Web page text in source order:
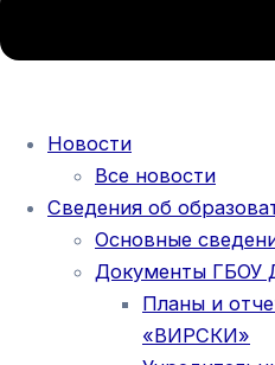
Новости
Все новости
Сведения об
Основные
Документы
Планы и
«ВИРСКИ»